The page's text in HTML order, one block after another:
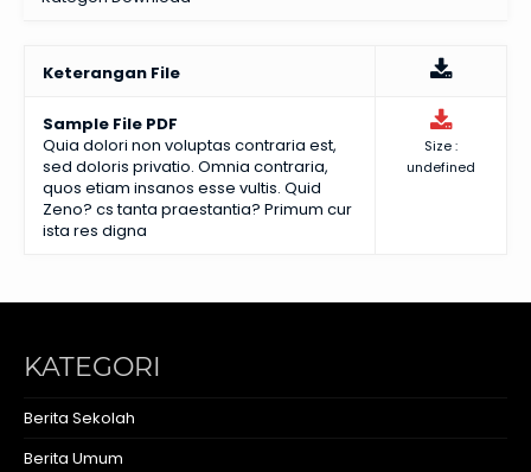
Keterangan File
Sample File PDF
Quia dolori non voluptas contraria est,
sed doloris privatio. Omnia contraria,
quos etiam insanos esse vultis. Quid
Zeno? cs tanta praestantia? Primum cur
ista res digna
Size :
undefined
KATEGORI
Berita Sekolah
Berita Umum